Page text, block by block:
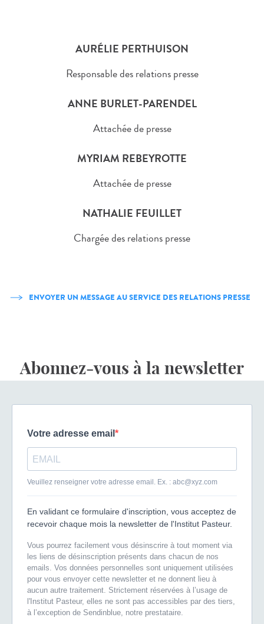
AURÉLIE PERTHUISON
Responsable des relations presse
ANNE BURLET-PARENDEL
Attachée de presse
MYRIAM REBEYROTTE
Attachée de presse
NATHALIE FEUILLET
Chargée des relations presse
ENVOYER UN MESSAGE AU SERVICE DES RELATIONS PRESSE
Abonnez-vous à la newsletter